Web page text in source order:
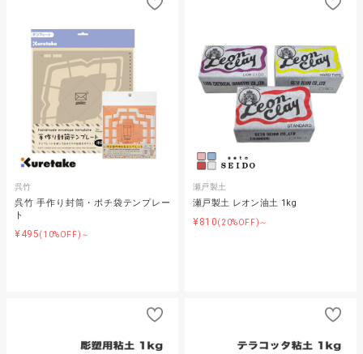
呉竹
呉竹 手作り封筒・ポチ袋テンプレー
ト
¥495(10%OFF)～
瀬戸製土
瀬戸製土 レオン油土 1kg
¥810(20%OFF)～